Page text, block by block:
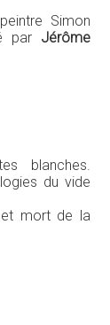
Simon
par Jérôme
blanches.
du vide
mort de la